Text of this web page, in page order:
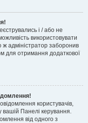
і / або не
використовувати
адміністратор заборонив
для отримання додаткової
користувачів,
Панелі керування.
від одного з